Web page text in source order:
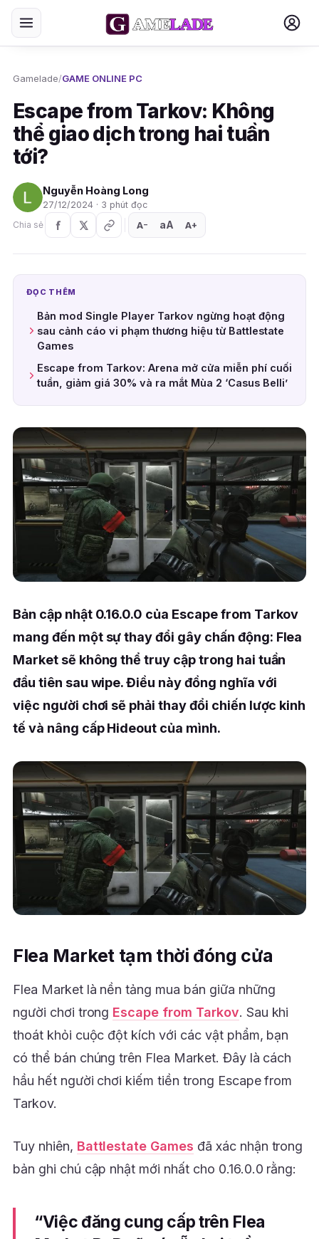
Gamelade/GAME ONLINE PC
Escape from Tarkov: Không
thể giao dịch trong hai tuần
tới?
Nguyễn Hoàng Long
27/12/2024 · 3 phút đọc
Chia sẻ
A− aA A+
ĐỌC THÊM
Bản mod Single Player Tarkov ngừng hoạt động
sau cảnh cáo vi phạm thương hiệu từ Battlestate
Games
Escape from Tarkov: Arena mở cửa miễn phí cuối
tuần, giảm giá 30% và ra mắt Mùa 2 ‘Casus Belli’
Bản cập nhật 0.16.0.0 của Escape from Tarkov
mang đến một sự thay đổi gây chấn động: Flea
Market sẽ không thể truy cập trong hai tuần
đầu tiên sau wipe. Điều này đồng nghĩa với
việc người chơi sẽ phải thay đổi chiến lược kinh
tế và nâng cấp Hideout của mình.
Flea Market tạm thời đóng cửa
Flea Market là nền tảng mua bán giữa những
người chơi trong Escape from Tarkov. Sau khi
thoát khỏi cuộc đột kích với các vật phẩm, bạn
có thể bán chúng trên Flea Market. Đây là cách
hầu hết người chơi kiếm tiền trong Escape from
Tarkov.
Tuy nhiên, Battlestate Games đã xác nhận trong
bản ghi chú cập nhật mới nhất cho 0.16.0.0 rằng:
“Việc đăng cung cấp trên Flea